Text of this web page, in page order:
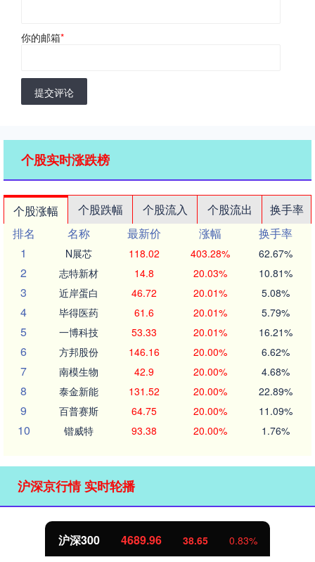
你的邮箱*
提交评论
个股实时涨跌榜
个股涨幅 个股跌幅 个股流入 个股流出
换手率
排名
名称 最新价 涨幅
换手率
1
N展芯 118.02 403.28% 62.67%
2 志特新材 14.8 20.03% 10.81%
3 近岸蛋白 46.72 20.01% 5.08%
4 毕得医药 61.6 20.01% 5.79%
5 一博科技 53.33 20.01% 16.21%
6 方邦股份 146.16 20.00% 6.62%
7 南模生物 42.9 20.00% 4.68%
8 泰金新能 131.52 20.00% 22.89%
9 百普赛斯 64.75 20.00% 11.09%
10 锴威特 93.38 20.00% 1.76%
沪深京行情 实时轮播
沪深300 4689.96 38.65 0.83%